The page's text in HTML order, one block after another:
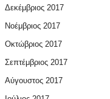
Δεκέμβριος 2017
Νοέμβριος 2017
Οκτώβριος 2017
Σεπτέμβριος 2017
Αύγουστος 2017